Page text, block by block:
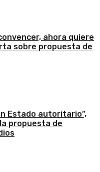
ahora quiere
sobre propuesta de
Estado autoritario”,
propuesta de